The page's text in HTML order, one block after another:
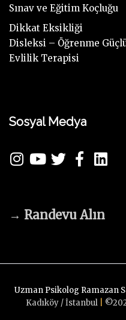
Sınav ve Eğitim Koçluğu
Dikkat Eksikliği
Disleksi – Öğrenme
Evlilik Terapisi
Sosyal Medya
→ Randevu Alın
Uzman Psikolog Ramazan
Kadıköy / İstanbul
©